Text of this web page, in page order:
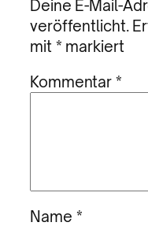
Deine E-Mail-
veröffentlicht.
mit * markiert
Kommentar*
Name *